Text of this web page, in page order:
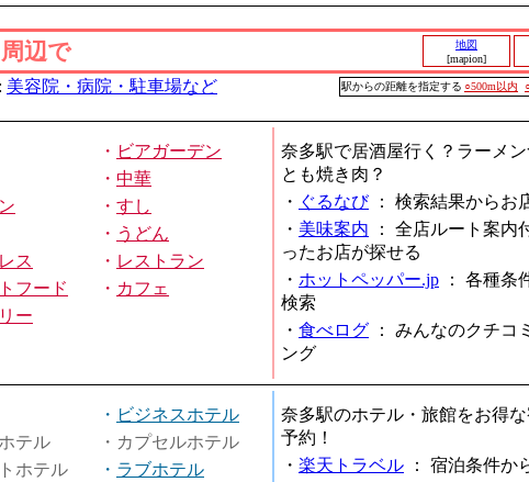
周辺で
地図
[mapion]
: 美容院・病院・駐車場など 駅からの距離を指定する ○500m以内
・ ビアガーデン
・ 中華
・ すし
・ うどん
ス ・ レストラン
フード ・ カフェ
ー
奈多駅で居酒屋行く？ラーメ
とも焼き肉？
・ ぐるなび： 検索結果からお
・ 美味案内 ： 全店ルート案内
ったお店が探せる
・ ホットペッパー.jp ： 各種条
検索
・ 食べログ ： みんなのクチコ
ング
・ ビジネスホテル
テル
・カプセルホテル
ホテル
・ ラブホテル
奈多駅のホテル・旅館をお得
予約！
・ 楽天トラベル ： 宿泊条件か